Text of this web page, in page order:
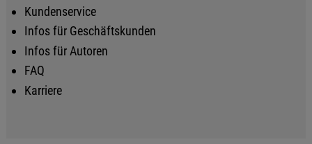
Kundenservice
Infos für Geschäftskunden
Infos für Autoren
FAQ
Karriere